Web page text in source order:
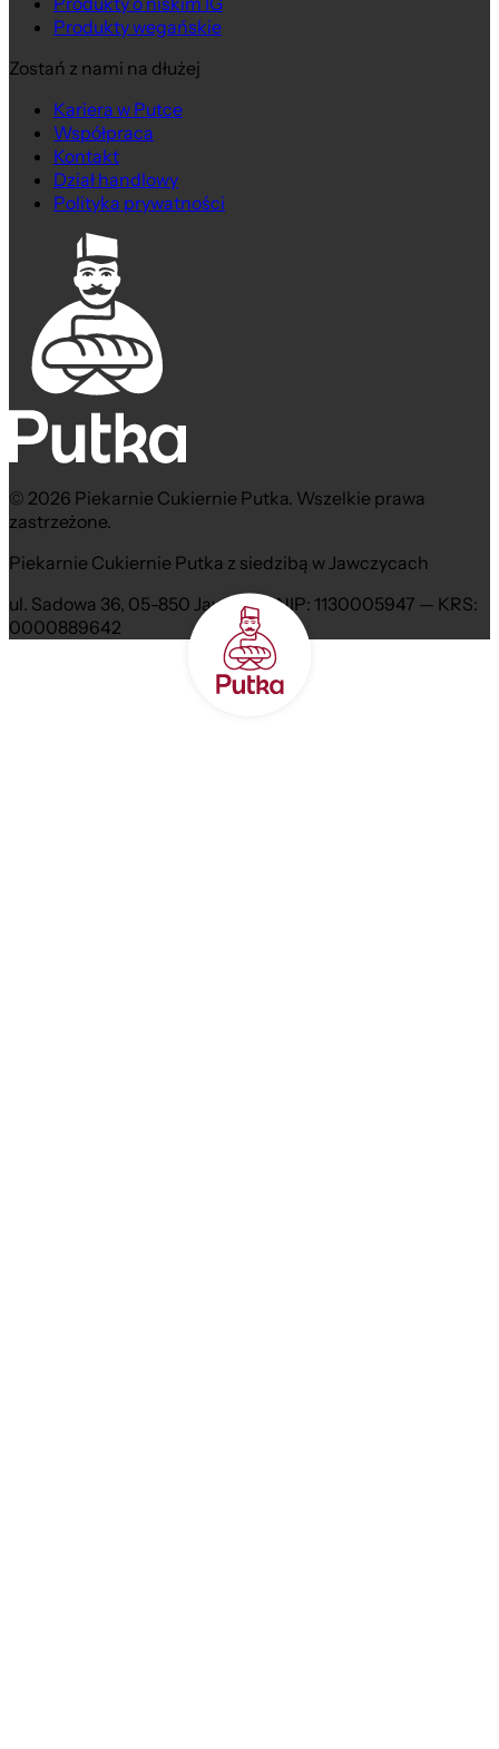
Produkty wegańskie
Zostań z nami na dłużej
Kariera w Putce
Współpraca
Kontakt
Dział handlowy
Polityka prywatności
© 2026 Piekarnie Cukiernie Putka. Wszelkie prawa
zastrzeżone.
Piekarnie Cukiernie Putka z siedzibą w Jawczycach
ul. Sadowa 36, 05-850 Jawczyce NIP: 1130005947 — KRS:
0000889642